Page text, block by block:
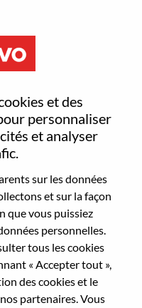
et des
personnaliser
et analyser
sur les données
et sur la façon
que vous puissiez
personnelles.
tous les cookies
« Accepter tout »,
des cookies et le
partenaires. Vous
to reset your
with your
reset your